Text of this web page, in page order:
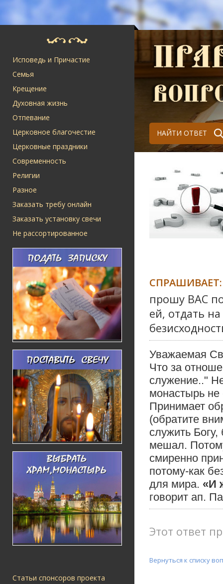
Исповедь и Причастие
Семья
Крещение
Духовная жизнь
Отпевание
Церковное благочестие
Церковные праздники
Современность
Религии
Разное
Заказать требу онлайн
Заказать установку свечи
Не рассортированное
Статьи спонсоров проекта
НАЙТИ ОТВЕТ
СПРАШИВАЕТ:
прошу ВАС
ей, отдать
Уважаемая
Что за
служение.."
монастырь не
Принимает
(обратите
служить
мешал.
смиренно
потому-как
для мира. «И
говорит ап.
Этот ответ
Вернуться к списку